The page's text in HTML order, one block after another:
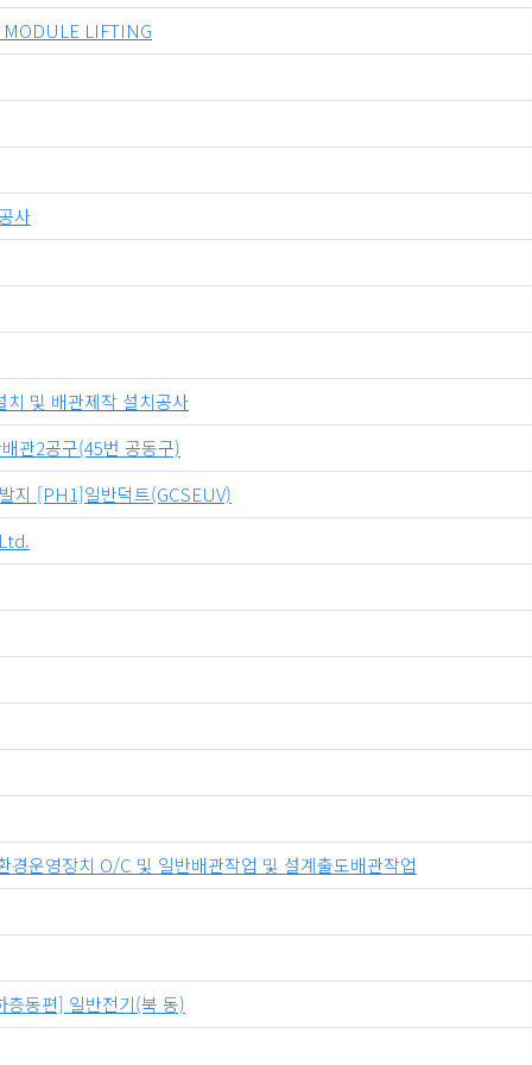
MODULE LIFTING
사
및 배관제작 설치공사
관2공구(45번 공동구)
지 [PH1]일반덕트(GCSEUV)
운영장치 O/C 및 일반배관작업 및 설계출도배관작업
동편] 일반전기(북 동)